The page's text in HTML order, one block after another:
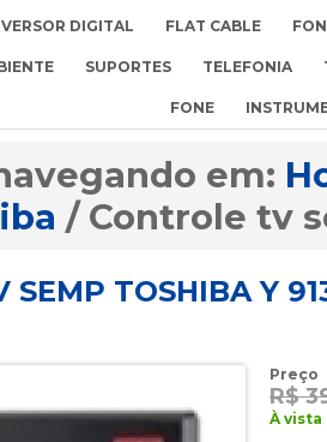
DIGITAL FLAT CABLE
SUPORTES TELEFONIA
FONE
Controle tv
SEMP TOSHIBA Y
Preço
R$
À